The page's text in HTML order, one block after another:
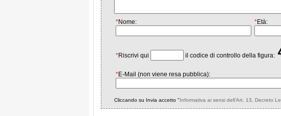
*Nome: *Età:
*Riscrivi qui il codice di controllo della figura:
*E-Mail (non viene resa pubblica):
Cliccando su Invia accetto "Informativa ai sensi dell'Art. 13, Decreto